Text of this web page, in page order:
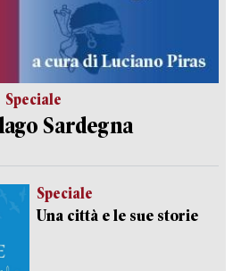
Speciale
Sardegna
Speciale
Una città e le sue storie